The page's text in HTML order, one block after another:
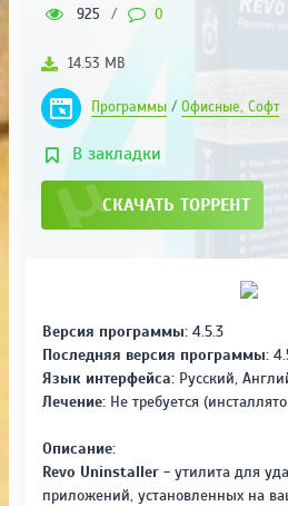
925 / 0
14.53 MB
Программы / Офисные, Софт
В закладки
СКАЧАТЬ ТОРРЕНТ
Версия программы: 4.5.3
Последняя версия программы:
Язык интерфейса: Русский,
Лечение: Не требуется
Описание:
Revo Uninstaller - утилита для
приложений, установленных на